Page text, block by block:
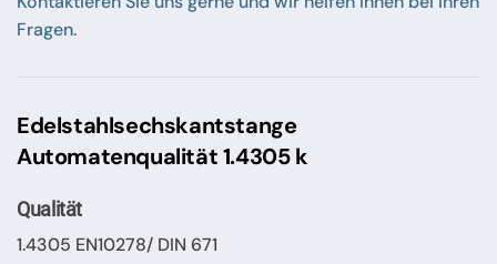
Fragen.
Edelstahlsechskantstange
Automatenqualität 1.4305 k
Qualität
1.4305 EN10278/ DIN 671